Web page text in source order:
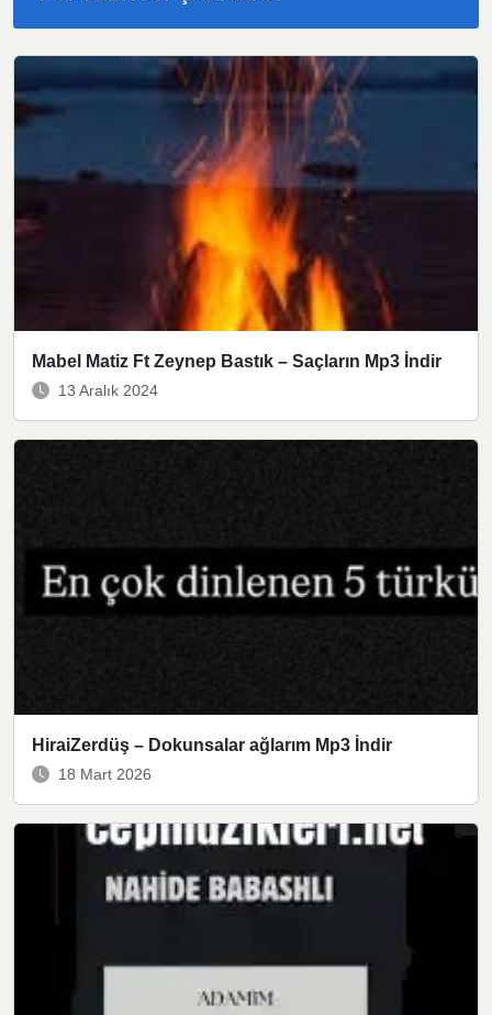
Mabel Matiz Ft Zeynep Bastık – Saçların Mp3 İndir
13 Aralık 2024
HiraiZerdüş – Dokunsalar ağlarım Mp3 İndir
18 Mart 2026